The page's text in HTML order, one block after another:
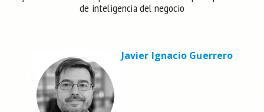
de inteligencia del negocio
Javier Ignacio Guerrero